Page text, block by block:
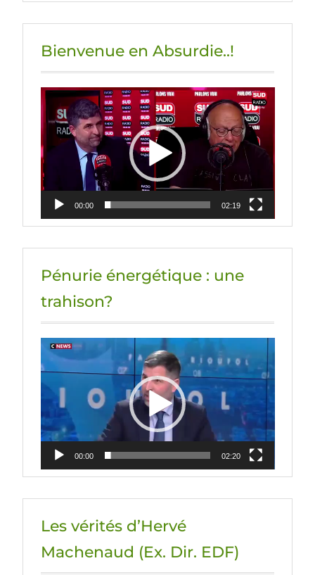
Bienvenue en Absurdie..!
Lecteur
vidéo
00:00 02:19
Pénurie énergétique : une
trahison?
Lecteur
vidéo
00:00 02:20
Les vérités d’Hervé
Machenaud (Ex. Dir. EDF)